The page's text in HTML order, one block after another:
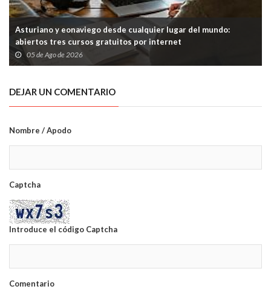
Asturiano y eonaviego desde cualquier lugar del mundo:
abiertos tres cursos gratuitos por internet
05 de Ago de 2026
DEJAR UN COMENTARIO
Nombre / Apodo
Captcha
Introduce el código Captcha
Comentario